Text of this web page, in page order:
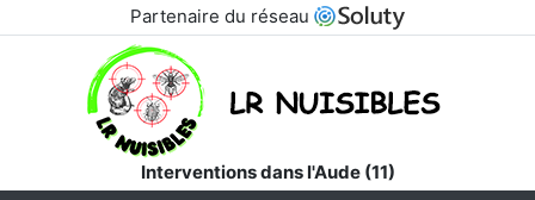
Partenaire du réseau
Interventions dans l'Aude (11)